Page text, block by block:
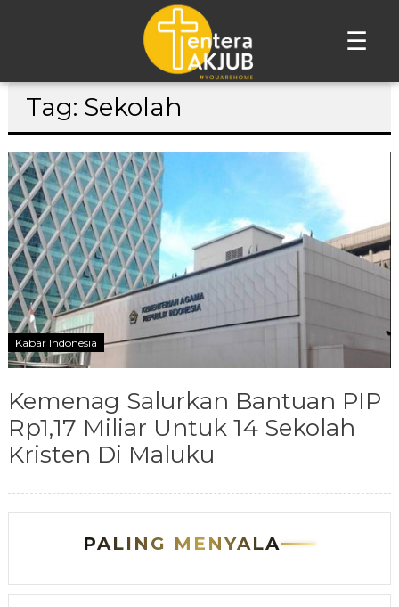
☰
Lompat
Tag: Sekolah
Kabar Indonesia
Kemenag Salurkan Bantuan PIP
Rp1,17 Miliar Untuk 14 Sekolah
Kristen Di Maluku
PALING MENYALA